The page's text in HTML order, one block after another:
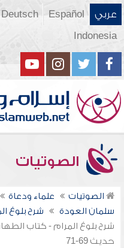
عربي Español
Deutsch
Indonesia
الصوتيات
الصوتيات علماء ودعاة
سلمان العودة
شرح بلوغ
شرح بلوغ المرام - كتاب
حديث 69-71